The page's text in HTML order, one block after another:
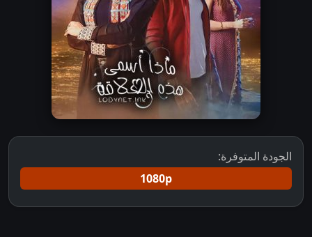
الجودة المتوفرة:
1080p